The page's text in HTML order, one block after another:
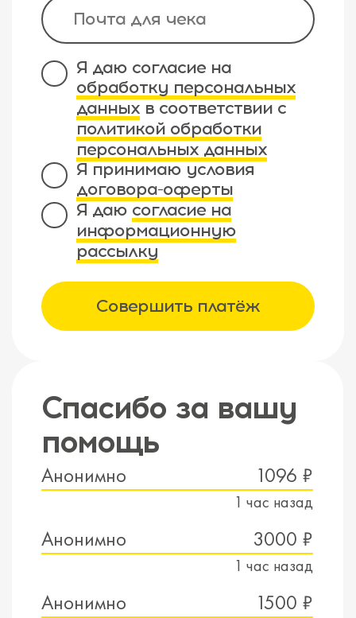
Я даю согласие на
обработку персональных
данныхв соответствии с
политикой обработки
персональных данных
Я принимаю условия
договора-оферты
Я даю согласие на
информационную
рассылку
Совершить платёж
Спасибо за вашу
помощь
Анонимно 1096 ₽
1 час назад
Анонимно 3000 ₽
1 час назад
Анонимно 1500 ₽